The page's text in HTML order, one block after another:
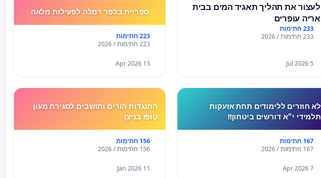
לעצור את תהליך תאגיד המים בבית
אריה עופרים
233 חתימות
233 חתימות / 2026
5 Jul 2026
ספריית בלפר רמלה לפעילות מלאה
223 חתימות
223 חתימות / 2026
13 Apr 2026
לא חוזרים ללימודים תחת אזעקות
תלמידי י״א דורשים ביטחון!!
167 חתימות
167 חתימות / 2026
7 Apr 2026
התנגדות הורים ותושבים לסגירת מעון
טופז בניצן
156 חתימות
156 חתימות / 2026
11 Jan 2026